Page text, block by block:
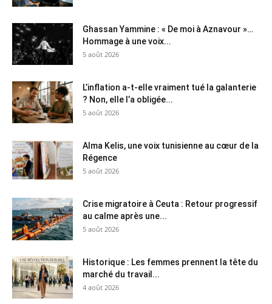
Ghassan Yammine : « De moi à Aznavour »…
Hommage à une voix...
5 août 2026
L’inflation a-t-elle vraiment tué la galanterie
? Non, elle l’a obligée...
5 août 2026
Alma Kelis, une voix tunisienne au cœur de la
Régence
5 août 2026
Crise migratoire à Ceuta : Retour progressif
au calme après une...
5 août 2026
Historique : Les femmes prennent la tête du
marché du travail...
4 août 2026